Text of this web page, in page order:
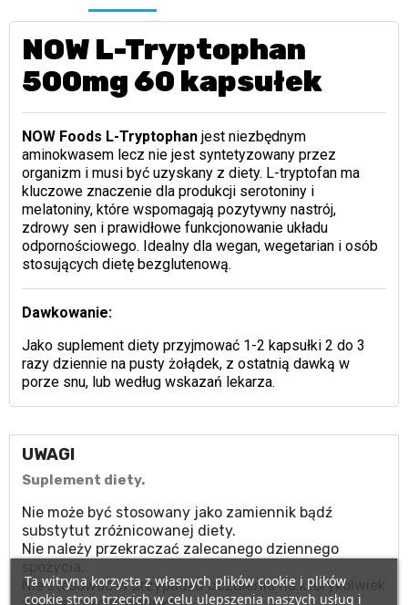
NOW L-Tryptophan
500mg 60 kapsułek
NOW Foods L-Tryptophanjest niezbędnym
aminokwasem lecz nie jest syntetyzowany przez
organizm i musi być uzyskany z diety. L-tryptofan ma
kluczowe znaczenie dla produkcji serotoniny i
melatoniny, które wspomagają pozytywny nastrój,
zdrowy sen i prawidłowe funkcjonowanie układu
odpornościowego. Idealny dla wegan, wegetarian i osób
stosujących dietę bezglutenową.
Dawkowanie:
Jako suplement diety przyjmować 1-2 kapsułki 2 do 3
razy dziennie na pusty żołądek, z ostatnią dawką w
porze snu, lub według wskazań lekarza.
UWAGI
Suplement diety.
Nie może być stosowany jako zamiennik bądź
substytut zróżnicowanej diety.
Nie należy przekraczać zalecanego dziennego
Nie stosować w przypadku uczulenia na którykolwiek
Ta witryna korzysta z własnych plików cookie i plików
cookie stron trzecich w celu ulepszenia naszych usług i